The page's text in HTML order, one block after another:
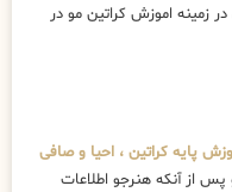
زمینه اموزش کراتین مو در
پایه کراتین ، احیا و صافی
از آنکه هنرجو اطلاعات